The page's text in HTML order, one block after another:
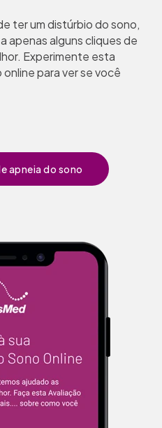
ter um distúrbio do sono,
apenas alguns cliques de
Experimente esta
para ver se você
apneia do sono